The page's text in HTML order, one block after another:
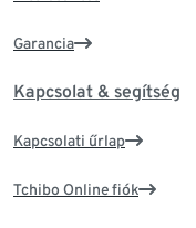
Garancia
Kapcsolat & segítség
Kapcsolati űrlap
Tchibo Online fiók